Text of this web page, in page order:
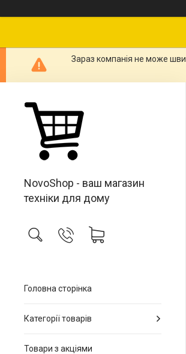
Зараз компанія не може
NovoShop - ваш магазин
техніки для дому
Головна сторінка
Категорії товарів
Товари з акціями